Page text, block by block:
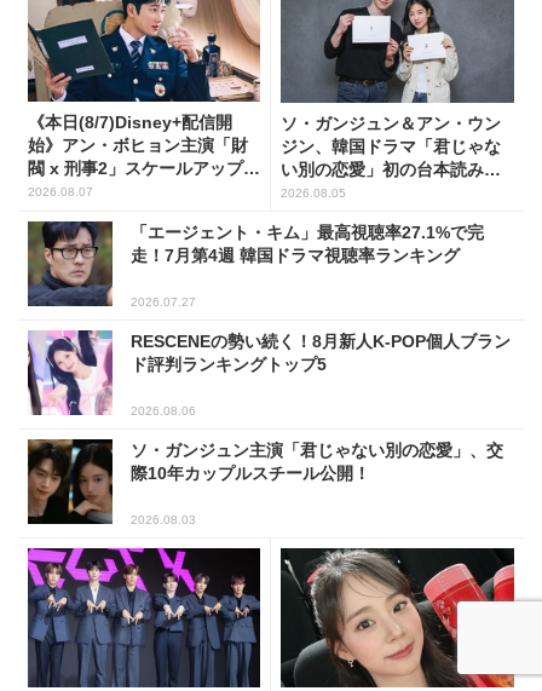
《本日(8/7)Disney+配信開
始》アン・ボヒョン主演「財
閥 x 刑事2」スケールアップし
たFLEX捜査に注目
2026.08.07
ソ・ガンジュン＆アン・ウン
ジン、韓国ドラマ「君じゃな
い別の恋愛」初の台本読み合
わせで抜群のケミ
2026.08.05
「エージェント・キム」最高視聴率27.1%で完
走！7月第4週 韓国ドラマ視聴率ランキング
2026.07.27
RESCENEの勢い続く！8月新人K-POP個人ブラン
ド評判ランキングトップ5
2026.08.06
ソ・ガンジュン主演「君じゃない別の恋愛」、交
際10年カップルスチール公開！
2026.08.03